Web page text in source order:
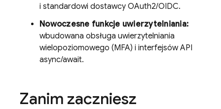
i standardowi dostawcy OAuth2/OIDC.
Nowoczesne funkcje uwierzytelniania:
wbudowana obsługa uwierzytelniania
wielopoziomowego (MFA) i interfejsów API
async/await.
Zanim zaczniesz